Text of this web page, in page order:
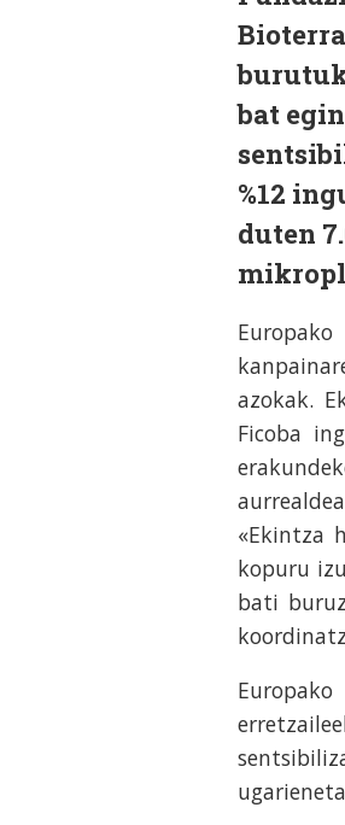
bat
%12
duten
azokak.
Ficoba
«Ekintza
kopuru
bati